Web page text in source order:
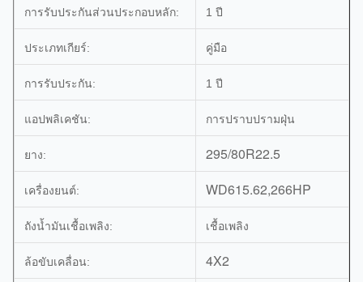
การรับประกันส่วนประกอบหลัก: 1 ปี
ประเภทเกียร์: คู่มือ
การรับประกัน: 1 ปี
แอปพลิเคชัน: การปราบปรามฝุ่น
ยาง: 295/80R22.5
เครื่องยนต์: WD615.62,266HP
ถังน้ำมันเชื้อเพลิง: เชื้อเพลิง
ล้อขับเคลื่อน: 4X2